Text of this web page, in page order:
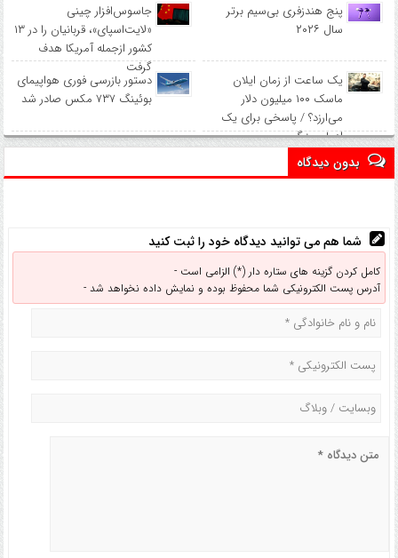
پنج هندزفری بی‌سیم برتر
سال ۲۰۲۶
جاسوس‌افزار چینی
«لایت‌اسپای»، قربانیان را در ۱۳
کشور ازجمله آمریکا هدف
گرفت
یک ساعت از زمان ایلان
ماسک ۱۰۰ میلیون دلار
می‌ارزد؟ / پاسخی برای یک
ادعای بزرگ
دستور بازرسی فوری هواپیمای
بوئینگ ۷۳۷ مکس صادر شد
بدون دیدگاه
شما هم می توانید دیدگاه خود را ثبت کنید
کامل کردن گزینه های ستاره دار (*) الزامی است -
آدرس پست الکترونیکی شما محفوظ بوده و نمایش داده نخواهد شد -